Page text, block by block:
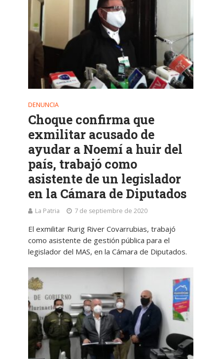
DENUNCIA
Choque confirma que
exmilitar acusado de
ayudar a Noemí a huir del
país, trabajó como
asistente de un legislador
en la Cámara de Diputados
La Patria 7 de septiembre de 2020
El exmilitar Rurig River Covarrubias, trabajó
como asistente de gestión pública para el
legislador del MAS, en la Cámara de Diputados.